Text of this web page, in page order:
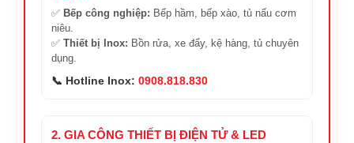
✅ Bếp công nghiệp: Bếp hầm, bếp xào, tủ nấu cơm
niêu.
✅ Thiết bị Inox: Bồn rửa, xe đẩy, kệ hàng, tủ chuyên
dụng.
📞 Hotline Inox: 0908.818.830
2. GIA CÔNG THIẾT BỊ ĐIỆN TỬ & LED